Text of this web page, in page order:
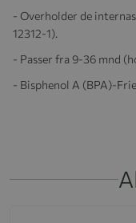
- Overholder de
12312-1).
- Passer fra 9-36 mnd
- Bisphenol A (BPA)-